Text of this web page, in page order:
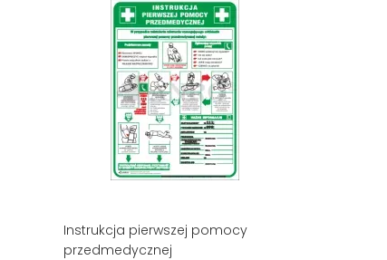
Instrukcja pierwszej pomocy
przedmedycznej